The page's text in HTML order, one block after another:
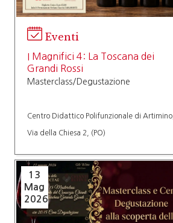
Eventi
I Magnifici 4: La Toscana dei
Grandi Rossi
Masterclass/Degustazione
Centro Didattico Polifunzionale di Artimino,
Via della Chiesa 2, (PO)
13
Mag
2026